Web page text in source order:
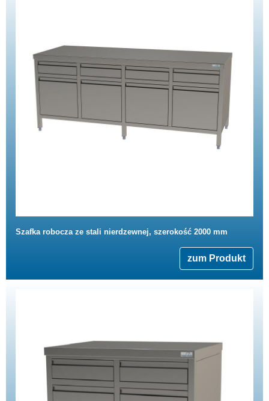
Szafka robocza ze stali nierdzewnej, szerokość 2000 mm
zum Produkt